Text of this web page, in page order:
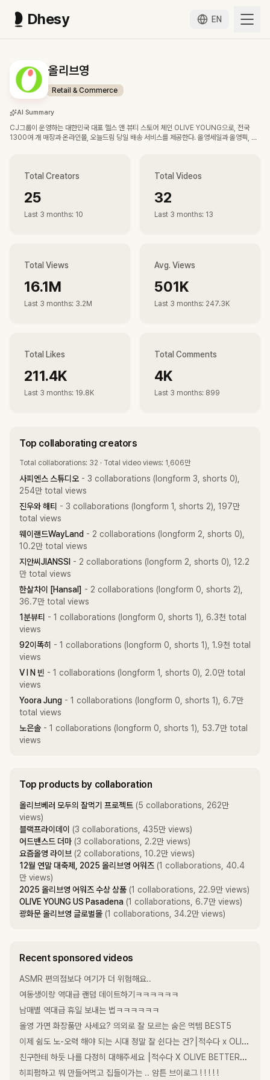
Dhesy EN
올리브영
Retail & Commerce
AI Summary
CJ그룹이 운영하는 대한민국 대표 헬스 앤 뷰티 스토어 체인 OLIVE YOUNG으로, 전국
1300여 개 매장과 온라인몰, 오늘드림 당일 배송 서비스를 제공한다. 올영세일과 올영픽, 올
Total Creators
25
Last 3 months: 10
Total Videos
32
Last 3 months: 13
Total Views
16.1M
Last 3 months: 3.2M
Avg. Views
501K
Last 3 months: 247.3K
Total Likes
211.4K
Last 3 months: 19.8K
Total Comments
4K
Last 3 months: 899
Top collaborating creators
Total collaborations: 32 · Total video views: 1,606만
사피엔스 스튜디오 - 3 collaborations (longform 3, shorts 0),
254만 total views
진우와 해티 - 3 collaborations (longform 1, shorts 2), 197만
total views
웨이랜드WayLand - 2 collaborations (longform 2, shorts 0),
10.2만 total views
지안씨JIANSSI - 2 collaborations (longform 2, shorts 0), 12.2
만 total views
한살차이 [Hansal] - 2 collaborations (longform 0, shorts 2),
36.7만 total views
1분뷰티 - 1 collaborations (longform 0, shorts 1), 6.3천 total
views
92이똑히 - 1 collaborations (longform 0, shorts 1), 1.9천 total
views
V I N 빈 - 1 collaborations (longform 1, shorts 0), 2.0만 total
views
Yoora Jung - 1 collaborations (longform 0, shorts 1), 6.7만
total views
노은솔 - 1 collaborations (longform 0, shorts 1), 53.7만 total
views
Top products by collaboration
올리브베러 모두의 잘먹기 프로젝트 (5 collaborations, 262만
views)
블랙프라이데이 (3 collaborations, 435만 views)
어드밴스드 더마 (3 collaborations, 2.2만 views)
요즘올영 라이브 (2 collaborations, 10.2만 views)
12월 연말 대축제, 2025 올리브영 어워즈 (1 collaborations, 40.4
만 views)
2025 올리브영 어워즈 수상 상품 (1 collaborations, 22.9만 views)
OLIVE YOUNG US Pasadena (1 collaborations, 6.7만 views)
광화문 올리브영 글로벌몰 (1 collaborations, 34.2만 views)
Recent sponsored videos
ASMR 편의점보다 여기가 더 위험해요..
여동생이랑 역대급 랜덤 데이트하기ㅋㅋㅋㅋㅋㅋ
남매별 역대급 휴일 보내는 법ㅋㅋㅋㅋㅋㅋ
올영 가면 화장품만 사세요? 의외로 잘 모르는 숨은 먹템 BEST5
이제 쉼도 노-오력 해야 되는 시대 정말 잘 쉰다는 건?⎮적수다 x OLIVE BETTER EP.03 [숨] / 이적, 이낙준, 조아란
친구한테 하듯 나를 다정히 대해주세요 ⎮적수다 X OLIVE BETTER⎮ EP. 02 [멋] / 이적, 백진경, 정세희
히피펌하고 뭐 만들어먹고 집들이가는 .. 암튼 브이로그 ! ! ! ! !